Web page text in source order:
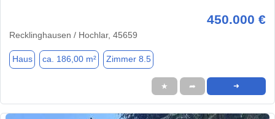
450.000 €
Recklinghausen / Hochlar, 45659
Haus ca. 186,00 m² Zimmer 8.5
★ ➦ ➜